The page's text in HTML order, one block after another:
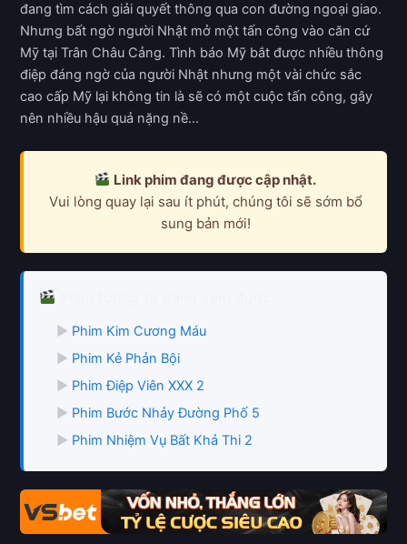
đang tìm cách giải quyết thông qua con đường ngoại giao.
Nhưng bất ngờ người Nhật mở một tấn công vào căn cứ
Mỹ tại Trân Châu Cảng. Tình báo Mỹ bắt được nhiều thông
điệp đáng ngờ của người Nhật nhưng một vài chức sắc
cao cấp Mỹ lại không tin là sẽ có một cuộc tấn công, gây
nên nhiều hậu quả nặng nề…
Link phim đang được cập nhật.
Vui lòng quay lại sau ít phút, chúng tôi sẽ sớm bổ
sung bản mới!
▶ Phim Kim Cương Máu
▶ Phim Kẻ Phản Bội
▶ Phim Điệp Viên XXX 2
▶ Phim Bước Nhảy Đường Phố 5
▶ Phim Nhiệm Vụ Bất Khả Thi 2